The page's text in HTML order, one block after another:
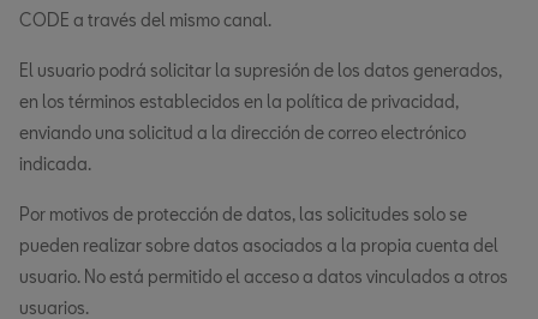
CODE a través del mismo canal.
El usuario podrá solicitar la supresión de los datos generados,
en los términos establecidos en la política de privacidad,
enviando una solicitud a la dirección de correo electrónico
indicada.
Por motivos de protección de datos, las solicitudes solo se
pueden realizar sobre datos asociados a la propia cuenta del
usuario. No está permitido el acceso a datos vinculados a otros
usuarios.